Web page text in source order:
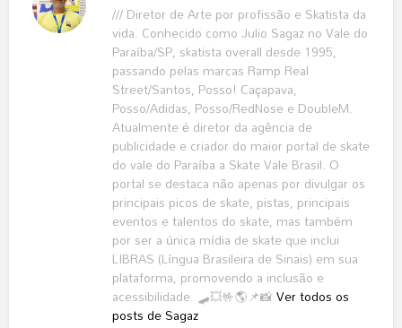
/// Diretor de Arte por profissão e Skatista da
vida. Conhecido como Julio Sagaz no Vale do
Paraíba/SP, skatista overall desde 1995,
passando pelas marcas Ramp Real
Street/Santos, Posso! Caçapava,
Posso/Adidas, Posso/RedNose e DoubleM.
Atualmente é diretor da agência de
publicidade e criador do maior portal de skate
do vale do Paraíba a Skate Vale Brasil. O
portal se destaca não apenas por divulgar os
principais picos de skate, pistas, principais
eventos e talentos do skate, mas também
por ser a única mídia de skate que inclui
LIBRAS (Língua Brasileira de Sinais) em sua
plataforma, promovendo a inclusão e
acessibilidade. 🛹💥🤟🌎📌📸Ver todos os
posts de Sagaz